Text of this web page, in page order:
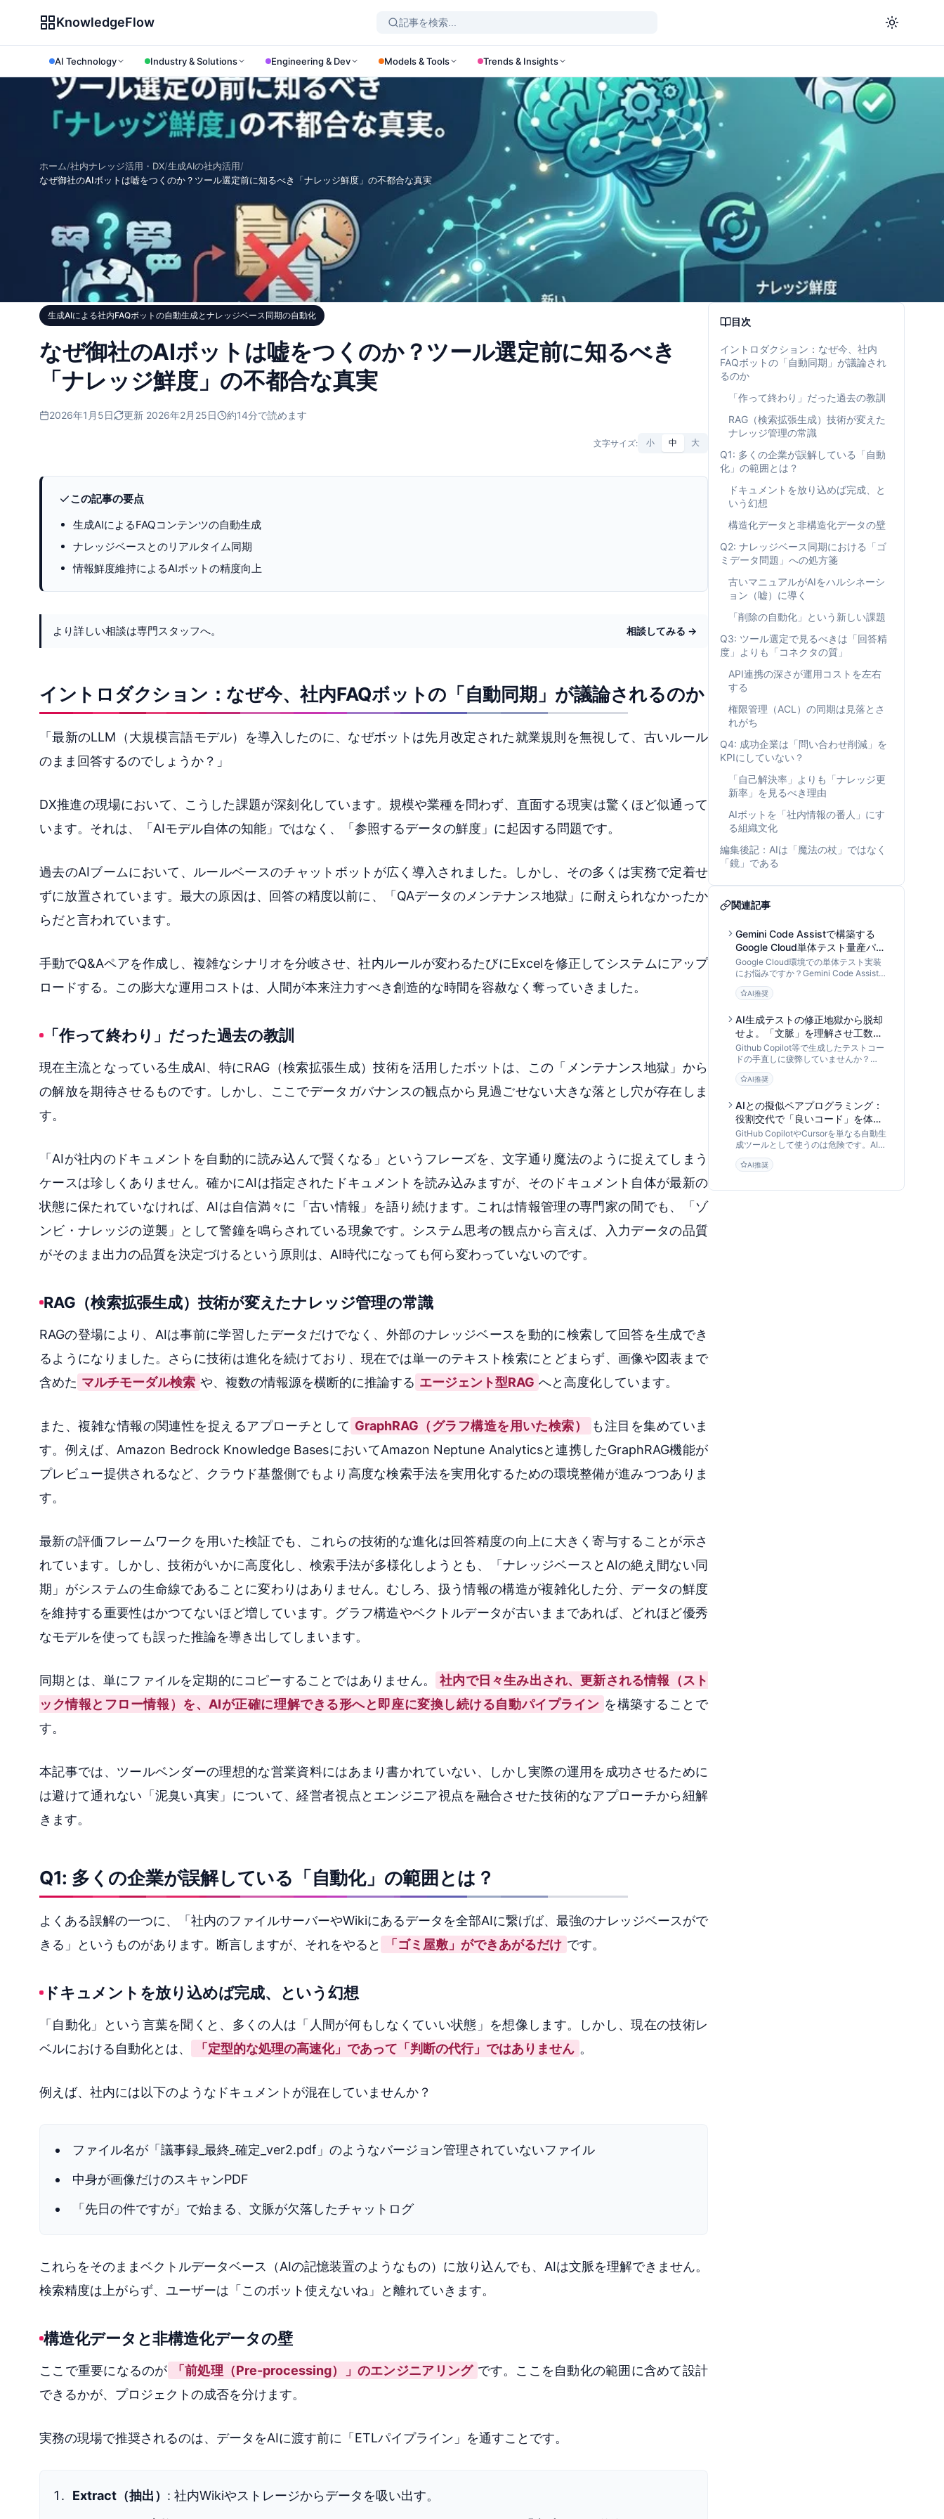
KnowledgeFlow
AI Technology Industry & Solutions Engineering & Dev Models & Tools Trends & Insights
ホーム/社内ナレッジ活用・DX/生成AIの社内活用/
なぜ御社のAIボットは嘘をつくのか？ツール選定前に知るべき「ナレッジ鮮度」の不都合な真実
生成AIによる社内FAQボットの自動生成とナレッジベース同期の自動化
なぜ御社のAIボットは嘘をつくのか？ツール選定前に知るべき
「ナレッジ鮮度」の不都合な真実
2026年1月5日 更新 2026年2月25日 約14分で読めます
文字サイズ: 小 中 大
この記事の要点
生成AIによるFAQコンテンツの自動生成
ナレッジベースとのリアルタイム同期
情報鮮度維持によるAIボットの精度向上
より詳しい相談は専門スタッフへ。 相談してみる →
イントロダクション：なぜ今、社内FAQボットの「自動同期」が議論されるのか
「最新のLLM（大規模言語モデル）を導入したのに、なぜボットは先月改定された就業規則を無視して、古いルール
のまま回答するのでしょうか？」
DX推進の現場において、こうした課題が深刻化しています。規模や業種を問わず、直面する現実は驚くほど似通って
います。それは、「AIモデル自体の知能」ではなく、「参照するデータの鮮度」に起因する問題です。
過去のAIブームにおいて、ルールベースのチャットボットが広く導入されました。しかし、その多くは実務で定着せ
ずに放置されています。最大の原因は、回答の精度以前に、「QAデータのメンテナンス地獄」に耐えられなかったか
らだと言われています。
手動でQ&Aペアを作成し、複雑なシナリオを分岐させ、社内ルールが変わるたびにExcelを修正してシステムにアップ
ロードする。この膨大な運用コストは、人間が本来注力すべき創造的な時間を容赦なく奪っていきました。
「作って終わり」だった過去の教訓
現在主流となっている生成AI、特にRAG（検索拡張生成）技術を活用したボットは、この「メンテナンス地獄」から
の解放を期待させるものです。しかし、ここでデータガバナンスの観点から見過ごせない大きな落とし穴が存在しま
す。
「AIが社内のドキュメントを自動的に読み込んで賢くなる」というフレーズを、文字通り魔法のように捉えてしまう
ケースは珍しくありません。確かにAIは指定されたドキュメントを読み込みますが、そのドキュメント自体が最新の
状態に保たれていなければ、AIは自信満々に「古い情報」を語り続けます。これは情報管理の専門家の間でも、「ゾ
ンビ・ナレッジの逆襲」として警鐘を鳴らされている現象です。システム思考の観点から言えば、入力データの品質
がそのまま出力の品質を決定づけるという原則は、AI時代になっても何ら変わっていないのです。
RAG（検索拡張生成）技術が変えたナレッジ管理の常識
RAGの登場により、AIは事前に学習したデータだけでなく、外部のナレッジベースを動的に検索して回答を生成でき
るようになりました。さらに技術は進化を続けており、現在では単一のテキスト検索にとどまらず、画像や図表まで
含めた マルチモーダル検索 や、複数の情報源を横断的に推論する エージェント型RAG へと高度化しています。
また、複雑な情報の関連性を捉えるアプローチとして GraphRAG（グラフ構造を用いた検索）
も注目を集めていま
す。例えば、Amazon Bedrock Knowledge BasesにおいてAmazon Neptune Analyticsと連携したGraphRAG機能が
プレビュー提供されるなど、クラウド基盤側でもより高度な検索手法を実用化するための環境整備が進みつつありま
す。
最新の評価フレームワークを用いた検証でも、これらの技術的な進化は回答精度の向上に大きく寄与することが示さ
れています。しかし、技術がいかに高度化し、検索手法が多様化しようとも、「ナレッジベースとAIの絶え間ない同
期」がシステムの生命線であることに変わりはありません。むしろ、扱う情報の構造が複雑化した分、データの鮮度
を維持する重要性はかつてないほど増しています。グラフ構造やベクトルデータが古いままであれば、どれほど優秀
なモデルを使っても誤った推論を導き出してしまいます。
同期とは、単にファイルを定期的にコピーすることではありません。
社内で日々生み出され、更新される情報（スト
ック情報とフロー情報）を、AIが正確に理解できる形へと即座に変換し続ける自動パイプライン を構築することで
す。
本記事では、ツールベンダーの理想的な営業資料にはあまり書かれていない、しかし実際の運用を成功させるために
は避けて通れない「泥臭い真実」について、経営者視点とエンジニア視点を融合させた技術的なアプローチから紐解
きます。
Q1: 多くの企業が誤解している「自動化」の範囲とは？
よくある誤解の一つに、「社内のファイルサーバーやWikiにあるデータを全部AIに繋げば、最強のナレッジベースがで
きる」というものがあります。断言しますが、それをやると
「ゴミ屋敷」ができあがるだけ です。
ドキュメントを放り込めば完成、という幻想
「自動化」という言葉を聞くと、多くの人は「人間が何もしなくていい状態」を想像します。しかし、現在の技術レ
ベルにおける自動化とは、
「定型的な処理の高速化」であって「判断の代行」ではありません 。
例えば、社内には以下のようなドキュメントが混在していませんか？
ファイル名が「議事録_最終_確定_ver2.pdf」のようなバージョン管理されていないファイル
中身が画像だけのスキャンPDF
「先日の件ですが」で始まる、文脈が欠落したチャットログ
これらをそのままベクトルデータベース（AIの記憶装置のようなもの）に放り込んでも、AIは文脈を理解できません。
検索精度は上がらず、ユーザーは「このボット使えないね」と離れていきます。
構造化データと非構造化データの壁
ここで重要になるのが 「前処理（Pre-processing）」のエンジニアリング です。ここを自動化の範囲に含めて設計
できるかが、プロジェクトの成否を分けます。
実務の現場で推奨されるのは、データをAIに渡す前に「ETLパイプライン」を通すことです。
Extract（抽出） : 社内Wikiやストレージからデータを吸い出す。
目次
イントロダクション：なぜ今、社内
FAQボットの「自動同期」が議論され
るのか
「作って終わり」だった過去の教訓
RAG（検索拡張生成）技術が変えた
ナレッジ管理の常識
Q1: 多くの企業が誤解している「自動
化」の範囲とは？
ドキュメントを放り込めば完成、と
いう幻想
構造化データと非構造化データの壁
Q2: ナレッジベース同期における「ゴ
ミデータ問題」への処方箋
古いマニュアルがAIをハルシネーシ
ョン（嘘）に導く
「削除の自動化」という新しい課題
Q3: ツール選定で見るべきは「回答精
度」よりも「コネクタの質」
API連携の深さが運用コストを左右
する
権限管理（ACL）の同期は見落とさ
れがち
Q4: 成功企業は「問い合わせ削減」を
KPIにしていない？
「自己解決率」よりも「ナレッジ更
新率」を見るべき理由
AIボットを「社内情報の番人」にす
る組織文化
編集後記：AIは「魔法の杖」ではなく
「鏡」である
関連記事
Gemini Code Assistで構築する
Google Cloud単体テスト量産パイ
プライン：AI入力設計からモック
戦略まで
Google Cloud環境での単体テスト実装
にお悩みですか？Gemini Code Assistを
「データ処理パイプライン」として活用
し、Cloud Functions等のテストコード
DevOps専門家が解説します。
AI推奨
AI生成テストの修正地獄から脱却
せよ。「文脈」を理解させ工数を
8割削減するCody活用メソッド
Github Copilot等で生成したテストコー
ドの手直しに疲弊していませんか？
Sourcegraph Codyのリポジトリ全体理
解（コンテキスト認識）を活用し、依存
テスト」を生成する具体的かつ実践的な
手法を解説します。
AI推奨
AIとの擬似ペアプログラミング：
役割交代で「良いコード」を体得
する育成型開発フローの全貌
GitHub CopilotやCursorを単なる自動生
成ツールとして使うのは危険です。AI倫
理研究者が、AIを「擬似メンター」とし
て活用し、エンジニアの思考力とコード
の実践手法と組織導入フローを提言しま
AI推奨